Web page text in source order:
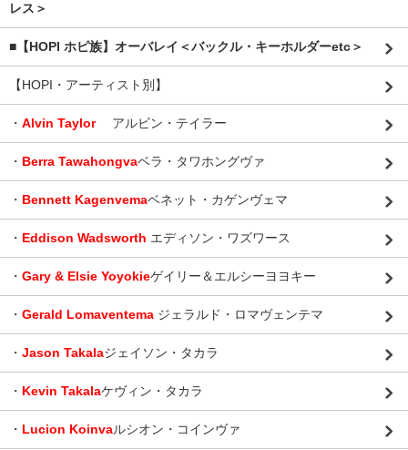
レス＞
■【HOPI ホピ族】オーバレイ＜バックル・キーホルダーetc＞
【HOPI・アーティスト別】
・ Alvin Taylor アルビン・テイラー
・ Berra Tawahongvaベラ・タワホングヴァ
・ Bennett Kagenvemaベネット・カゲンヴェマ
・ Eddison Wadsworth エディソン・ワズワース
・ Gary & Elsie Yoyokieゲイリー＆エルシーヨヨキー
・ Gerald Lomaventema ジェラルド・ロマヴェンテマ
・ Jason Takalaジェイソン・タカラ
・ Kevin Takalaケヴィン・タカラ
・ Lucion Koinvaルシオン・コインヴァ